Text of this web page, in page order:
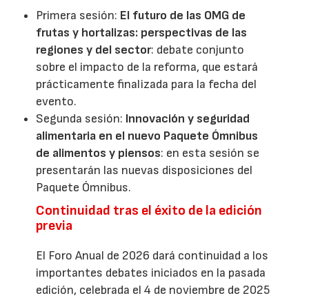
Primera sesión: El futuro de las OMG de
frutas y hortalizas: perspectivas de las
regiones y del sector: debate conjunto
sobre el impacto de la reforma, que estará
prácticamente finalizada para la fecha del
evento.
Segunda sesión: Innovación y seguridad
alimentaria en el nuevo Paquete Ómnibus
de alimentos y piensos: en esta sesión se
presentarán las nuevas disposiciones del
Paquete Ómnibus.
Continuidad tras el éxito de la edición
previa
El Foro Anual de 2026 dará continuidad a los
importantes debates iniciados en la pasada
edición, celebrada el 4 de noviembre de 2025